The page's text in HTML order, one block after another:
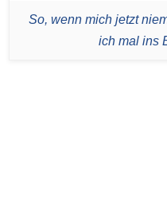
So, wenn mich jetzt
ich mal ins